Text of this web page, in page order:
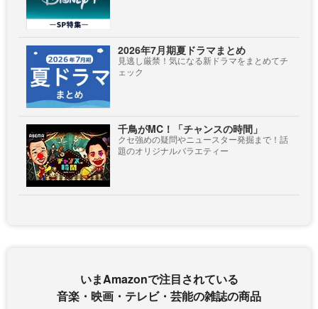
2026年7月期夏ドラマまとめ
見逃し厳禁！気になる新ドラマをまとめてチ
ェック
千鳥がMC！「チャンスの時間」
クセ強めの疑問やニュースター発掘まで！話
題のオリジナルバラエティー
いまAmazonで注目されている
音楽・映画・テレビ・芸能の雑誌の商品